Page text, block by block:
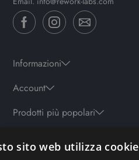
Informazioni
Account
Prodotti più popolari
Orari
sito web utilizza cookie